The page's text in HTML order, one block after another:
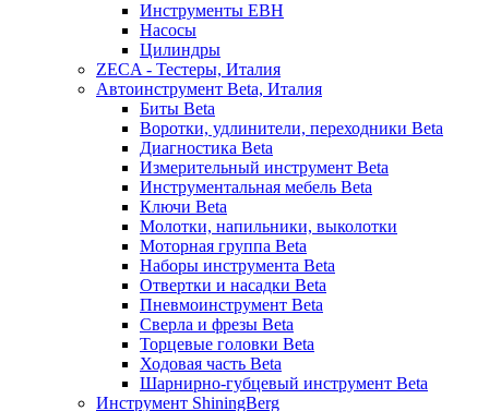
Инструменты EBH
Насосы
Цилиндры
ZECA - Тестеры, Италия
Автоинструмент Beta, Италия
Биты Beta
Воротки, удлинители, переходники Beta
Диагностика Beta
Измерительный инструмент Beta
Инструментальная мебель Beta
Ключи Beta
Молотки, напильники, выколотки
Моторная группа Beta
Наборы инструмента Beta
Отвертки и насадки Beta
Пневмоинструмент Beta
Сверла и фрезы Beta
Торцевые головки Beta
Ходовая часть Beta
Шарнирно-губцевый инструмент Beta
Инструмент ShiningBerg